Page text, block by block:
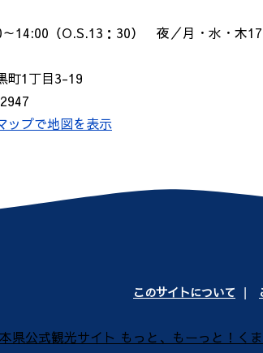
14:00（O.S.13：30） 夜／月・水・木
町1丁目3-19
ップで地図を表示
このサイトについて